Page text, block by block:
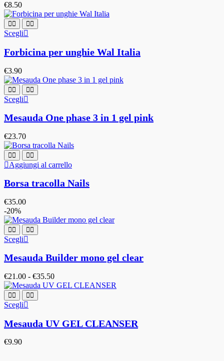
€8.50
Scegli
Forbicina per unghie Wal Italia
€3.90
Scegli
Mesauda One phase 3 in 1 gel pink
€23.70
Aggiungi al carrello
Borsa tracolla Nails
€35.00
-20%
Scegli
Mesauda Builder mono gel clear
€21.00 - €35.50
Scegli
Mesauda UV GEL CLEANSER
€9.90